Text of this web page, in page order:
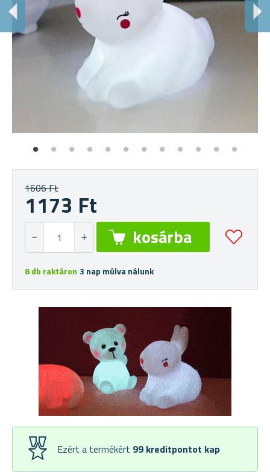
1606 Ft
1173 Ft
8 db raktáron 3 nap múlva nálunk
Ezért a termékért 99 kreditpontot kap